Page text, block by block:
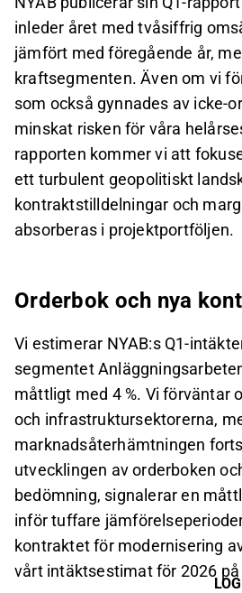
inleder året med tvåsiffrig
jämfört med föregående år,
kraftsegmenten. Även om vi
som också gynnades av icke-
minskat risken för våra
rapporten kommer vi att
ett turbulent geopolitiskt
kontraktstilldelningar och
absorberas i projektportföljen.
Orderbok och nya
Vi estimerar NYAB:s Q1-
segmentet
måttligt med 4 %. Vi förväntar
och infrastruktursektorerna,
marknadsåterhämtningen
utvecklingen av orderboken
bedömning, signalerar en
inför tuffare
kontraktet för modernisering
vårt intäktsestimat för 2026 på